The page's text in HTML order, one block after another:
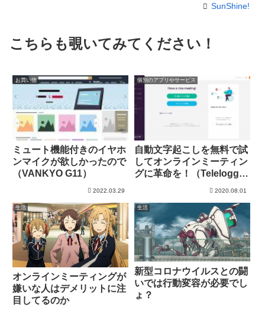
SunShine!
こちらも覗いてみてください！
お買い物
ミュート機能付きのイヤホ
ンマイクが欲しかったので
（VANKYO G11）
2022.03.29
個別のアプリやサービス
自動文字起こしを無料で試
してオンラインミーティン
グに革命を！（Telelogger
2020.08.01
生活
オンラインミーティングが
嫌いな人はデメリットに注
目してるのか
生活
新型コロナウイルスとの闘
いでは行動変容が必要でし
ょ？